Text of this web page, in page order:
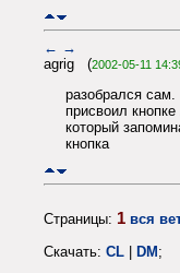
← →
agrig (2002-05-11
разобрался сам.
присвоил
который
кнопка
Страницы: 1 вся
Скачать: CL | DM;